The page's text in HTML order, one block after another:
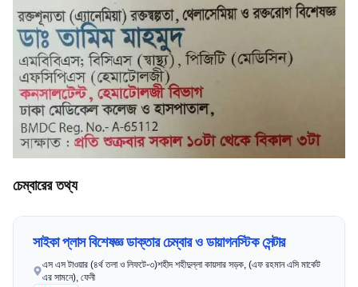
চেম্বারের তথ্য
সাইকা প্লাস বিশেষজ্ঞ ডাক্তার চেম্বার ও ডায়াগনস্টিক সেন্টার
এস এস টাওয়ার (৪র্থ তলা ও লিফটে-৩)শহীদ শহীদুল্লা কায়সার সড়ক, (এফ রহমান এসি মার্কেট
এর সামনে), ফেনী